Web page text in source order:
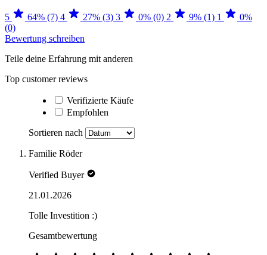
5 64% (7) 4 27% (3) 3 0% (0) 2 9% (1) 1
0%
(0)
Bewertung schreiben
Teile deine Erfahrung mit anderen
Top customer reviews
Verifizierte Käufe
Empfohlen
Sortieren nach
Familie Röder
Verified Buyer
21.01.2026
Tolle Investition :)
Gesamtbewertung